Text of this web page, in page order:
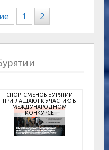
1 2
СПОРТСМЕНОВ БУРЯТИИ
ПРИГЛАШАЮТ К УЧАСТИЮ В
МЕЖДУНАРОДНОМ
КОНКУРСЕ